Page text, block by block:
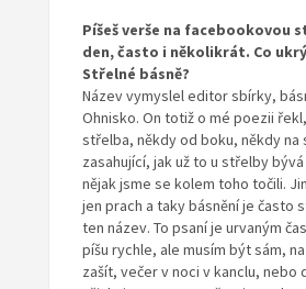
Píšeš verše na facebookovou
den, často i několikrát. Co
Střelné básně?
Název vymyslel editor sbírky,
Ohnisko. On totiž o mé poezii
střelba, někdy od boku, někdy na
zasahující, jak už to u střelby
nějak jsme se kolem toho točili.
jen prach a taky básnění je často
ten název. To psaní je urvaným
píšu rychle, ale musím být sám,
zašít, večer v noci v kanclu, nebo